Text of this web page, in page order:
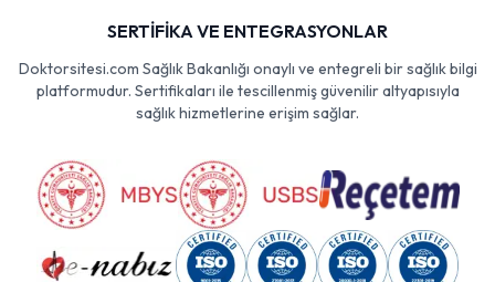
SERTİFİKA VE ENTEGRASYONLAR
Doktorsitesi.com Sağlık Bakanlığı onaylı ve entegreli bir sağlık bilgi
platformudur. Sertifikaları ile tescillenmiş güvenilir altyapısıyla
sağlık hizmetlerine erişim sağlar.